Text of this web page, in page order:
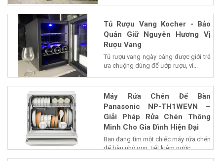
Tủ Rượu Vang Kocher - Bảo
Quản Giữ Nguyên Hương Vị
Rượu Vang
Tủ rượu vang ngày càng được giới trẻ
ưa chuộng dùng để ướp rượu, vì...
Máy Rửa Chén Để Bàn
Panasonic NP-TH1WEVN –
Giải Pháp Rửa Chén Thông
Minh Cho Gia Đình Hiện Đại
Bạn đang tìm một chiếc máy rửa chén
để bàn nhỏ gọn, tiết kiệm nước...